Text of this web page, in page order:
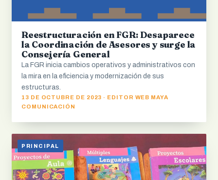
Reestructuración en FGR: Desaparece
la Coordinación de Asesores y surge la
Consejería General
La FGR inicia cambios operativos y administrativos con
la mira en la eficiencia y modernización de sus
estructuras.
13 DE OCTUBRE DE 2023 · EDITOR WEB MAYA
COMUNICACIÓN
PRINCIPAL